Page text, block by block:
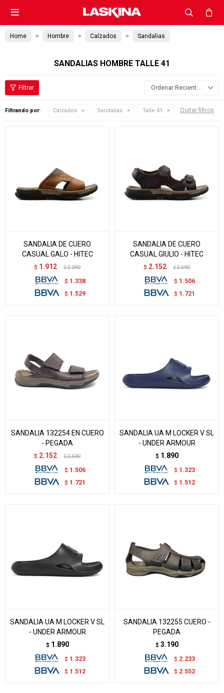

Home Hombre Calzados Sandalias
SANDALIAS HOMBRE TALLE 41
Recientes
Filtrando por: Calzados Sandalias Talle 41 Quitar filtros
SANDALIA DE CUERO
CASUAL GALO - HITEC
$ 1.912 $ 2.390
$ 1.338
$ 1.529
SANDALIA DE CUERO
CASUAL GIULIO - HITEC
$ 2.152 $ 2.690
$ 1.506
$ 1.721
SANDALIA 132254 EN CUERO
- PEGADA
$ 2.152 $ 2.690
$ 1.506
$ 1.721
SANDALIA UA M LOCKER V SL
- UNDER ARMOUR
$ 1.890
$ 1.323
$ 1.512
SANDALIA UA M LOCKER V SL
- UNDER ARMOUR
$ 1.890
$ 1.323
$ 1.512
SANDALIA 132255 CUERO -
PEGADA
$ 3.190
$ 2.233
$ 2.552